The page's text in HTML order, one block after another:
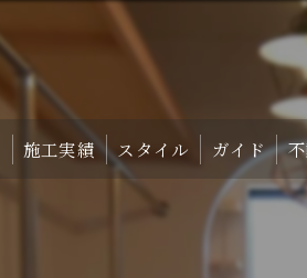
施工実績 スタイル ガイド